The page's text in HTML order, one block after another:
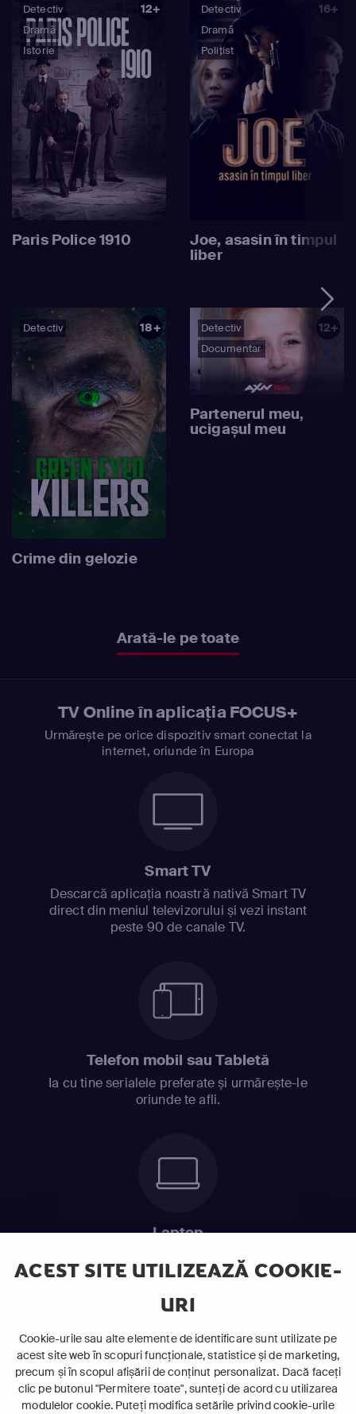
ACEST SITE UTILIZEAZĂ COOKIE-
URI
Cookie-urile sau alte elemente de identificare sunt utilizate pe
acest site web în scopuri funcționale, statistice și de marketing,
precum și în scopul afișării de conținut personalizat. Dacă faceți
clic pe butonul "Permitere toate", sunteți de acord cu utilizarea
modulelor cookie. Puteți modifica setările privind cookie-urile
Detectiv
Dramă
Istorie
12+
Paris Police 1910
Detectiv
Dramă
Polițist
16+
Joe, asasin în timpul
liber
Detectiv 18+
Crime din gelozie
Detectiv
Documentar
12+
Partenerul meu,
ucigașul meu
Arată-le pe toate
TV Online în aplicația FOCUS+
Urmărește pe orice dispozitiv smart conectat la
internet, oriunde în Europa
Smart TV
Descarcă aplicația noastră nativă Smart TV
direct din meniul televizorului și vezi instant
peste 90 de canale TV.
Telefon mobil sau Tabletă
Ia cu tine serialele preferate și urmărește-le
oriunde te afli.
Laptop
ABONEAZĂ-TE ACUM
Cerințe de sistem